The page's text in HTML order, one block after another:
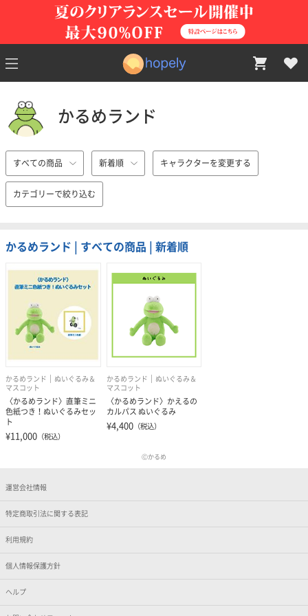
かるめランド
すべての商品 新着順 キャラクターを変更する
カテゴリーで絞り込む
かるめランド | すべての商品 | 新着順
かるめランド
ぬいぐるみ＆
マスコット
〈かるめランド〉直筆ミニ
色紙つき！ぬいぐるみセッ
ト
¥11,000 （税込）
かるめランド
ぬいぐるみ＆
マスコット
〈かるめランド〉かえるの
カルパス ぬいぐるみ
¥4,400（税込）
Ⓒかるめ
運営会社情報
特定商取引法に関する表記
利用規約
個人情報保護方針
ヘルプ